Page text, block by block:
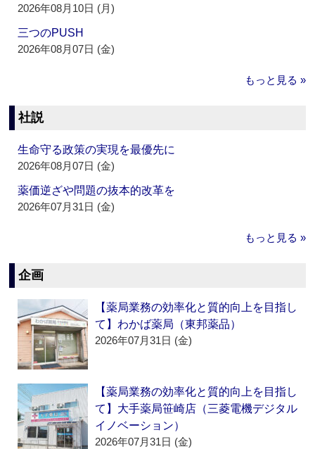
2026年08月10日 (月)
三つのPUSH
2026年08月07日 (金)
もっと見る »
社説
生命守る政策の実現を最優先に
2026年08月07日 (金)
薬価逆ざや問題の抜本的改革を
2026年07月31日 (金)
もっと見る »
企画
【薬局業務の効率化と質的向上を目指し
て】わかば薬局（東邦薬品）
2026年07月31日 (金)
【薬局業務の効率化と質的向上を目指し
て】大手薬局笹崎店（三菱電機デジタル
イノベーション）
2026年07月31日 (金)